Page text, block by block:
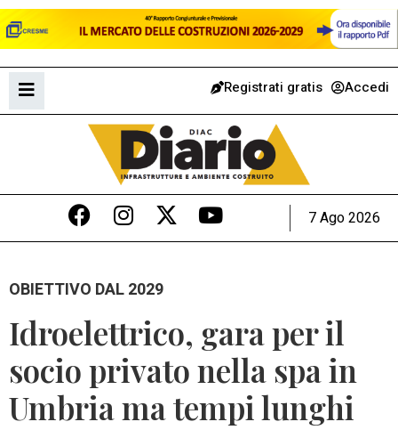
Registrati gratis Accedi
7 Ago 2026
OBIETTIVO DAL 2029
Idroelettrico, gara per il
socio privato nella spa in
Umbria ma tempi lunghi